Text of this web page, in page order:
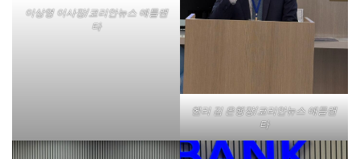
이상영 이사장/코리안뉴스 애틀랜
타
헨리 김 은행장/코리안뉴스 애틀랜
타